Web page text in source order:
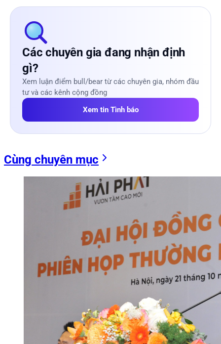
Các chuyên gia đang nhận định
gì?
Xem luận điểm bull/bear từ các chuyên gia, nhóm đầu
tư và các kênh cộng đồng
Xem tin Tình báo
Cùng chuyên mục